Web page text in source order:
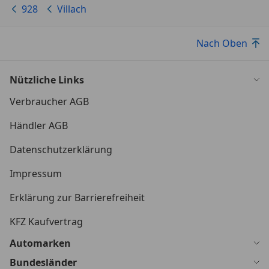
928 Villach
Nach Oben
Nützliche Links
Verbraucher AGB
Händler AGB
Datenschutzerklärung
Impressum
Erklärung zur Barrierefreiheit
KFZ Kaufvertrag
Automarken
Bundesländer